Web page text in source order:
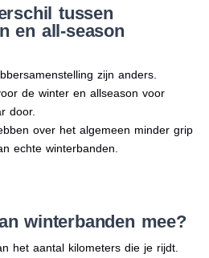
tussen
en all-season
zijn anders.
de winter en allseason voor
door.
over het algemeen minder grip
echte winterbanden.
winterbanden mee?
het aantal kilometers die je rijdt.